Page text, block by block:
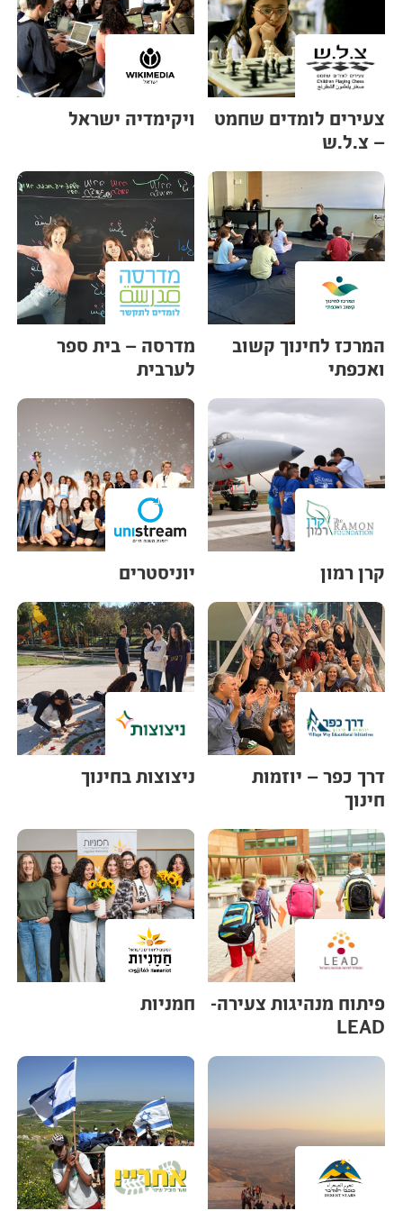
צעירים לומדים שחמט
– צ.ל.ש
ויקימדיה ישראל
המרכז לחינוך קשוב
ואכפתי
מדרסה – בית ספר
לערבית
קרן רמון יוניסטרים
דרך כפר – יוזמות
חינוך
ניצוצות בחינוך
פיתוח מנהיגות צעירה-
LEAD
חמניות